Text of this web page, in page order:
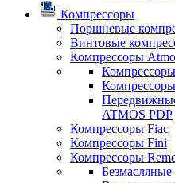
Компрессоры
Поршневые
Винтовые
Компрессоры
ATMOS PDP
Компрессоры Fiac
Компрессоры Fini
Компрессоры